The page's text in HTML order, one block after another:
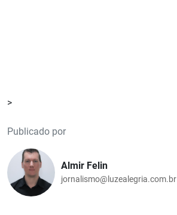
>
Publicado por
Almir Felin
jornalismo@luzealegria.com.br